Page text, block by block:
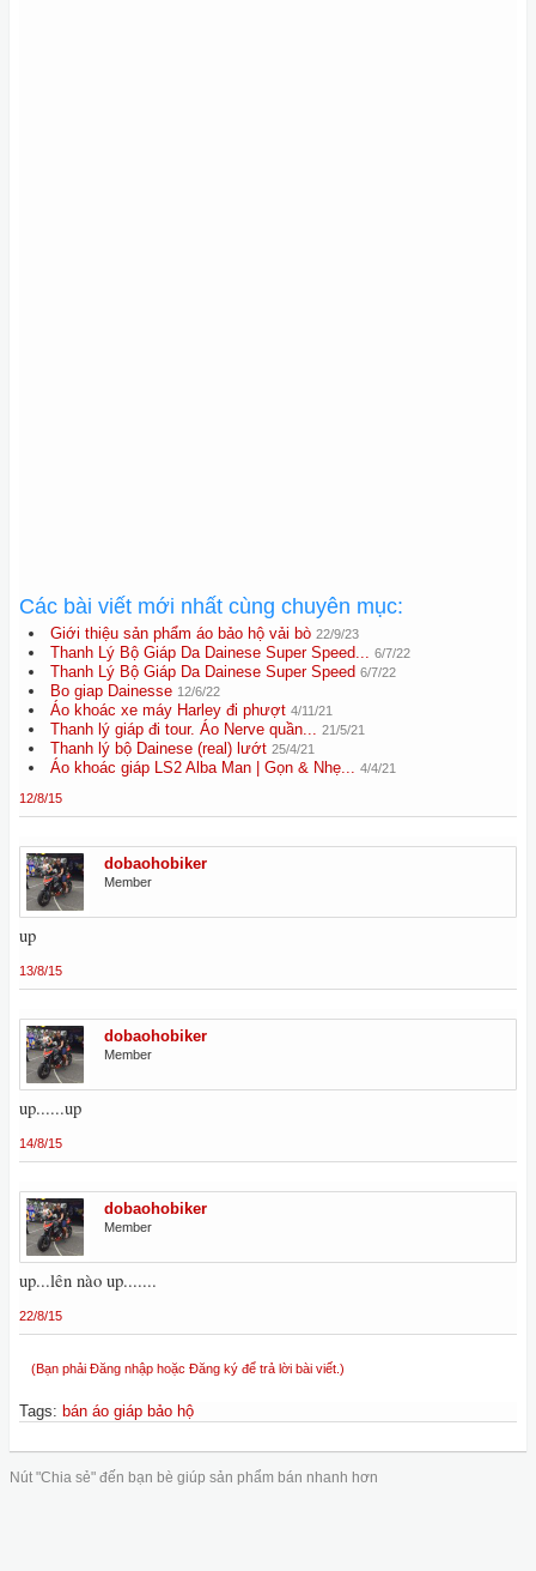
Các bài viết mới nhất cùng chuyên mục:
Giới thiệu sản phẩm áo bảo hộ vải bò 22/9/23
Thanh Lý Bộ Giáp Da Dainese Super Speed... 6/7/22
Thanh Lý Bộ Giáp Da Dainese Super Speed 6/7/22
Bo giap Dainesse 12/6/22
Áo khoác xe máy Harley đi phượt 4/11/21
Thanh lý giáp đi tour. Áo Nerve quần... 21/5/21
Thanh lý bộ Dainese (real) lướt 25/4/21
Áo khoác giáp LS2 Alba Man | Gọn & Nhẹ... 4/4/21
12/8/15
dobaohobiker
Member
up
13/8/15
dobaohobiker
Member
up......up
14/8/15
dobaohobiker
Member
up...lên nào up.......
22/8/15
(Bạn phải Đăng nhập hoặc Đăng ký để trả lời bài viết.)
Tags: bán áo giáp bảo hộ
Nút "Chia sẻ" đến bạn bè giúp sản phẩm bán nhanh hơn